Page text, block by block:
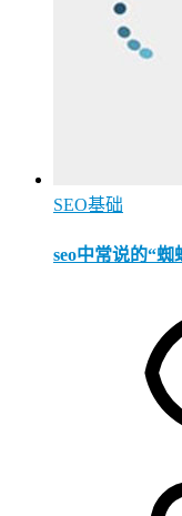
SEO基础
seo中常说的“蜘